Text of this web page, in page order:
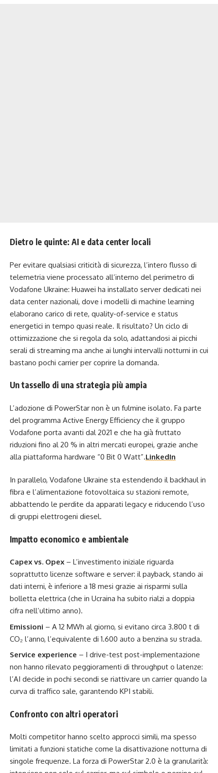
Dietro le quinte: AI e data center locali
Per evitare qualsiasi criticità di sicurezza, l’intero flusso di
telemetria viene processato all’interno del perimetro di
Vodafone Ukraine: Huawei ha installato server dedicati nei
data center nazionali, dove i modelli di machine learning
elaborano carico di rete, quality-of-service e status
energetici in tempo quasi reale. Il risultato? Un ciclo di
ottimizzazione che si regola da solo, adattandosi ai picchi
serali di streaming ma anche ai lunghi intervalli notturni in cui
bastano pochi carrier per coprire la domanda.
Un tassello di una strategia più ampia
L’adozione di PowerStar non è un fulmine isolato. Fa parte
del programma Active Energy Efficiency che il gruppo
Vodafone porta avanti dal 2021 e che ha già fruttato
riduzioni fino al 20 % in altri mercati europei, grazie anche
alla piattaforma hardware “0 Bit 0 Watt”.LinkedIn
In parallelo, Vodafone Ukraine sta estendendo il backhaul in
fibra e l’alimentazione fotovoltaica su stazioni remote,
abbattendo le perdite da apparati legacy e riducendo l’uso
di gruppi elettrogeni diesel.
Impatto economico e ambientale
Capex vs. Opex – L’investimento iniziale riguarda
soprattutto licenze software e server: il payback, stando ai
dati interni, è inferiore a 18 mesi grazie ai risparmi sulla
bolletta elettrica (che in Ucraina ha subito rialzi a doppia
cifra nell’ultimo anno).
Emissioni – A 12 MWh al giorno, si evitano circa 3.800 t di
CO₂ l’anno, l’equivalente di 1.600 auto a benzina su strada.
Service experience – I drive-test post-implementazione
non hanno rilevato peggioramenti di throughput o latenze:
l’AI decide in pochi secondi se riattivare un carrier quando la
curva di traffico sale, garantendo KPI stabili.
Confronto con altri operatori
Molti competitor hanno scelto approcci simili, ma spesso
limitati a funzioni statiche come la disattivazione notturna di
singole frequenze. La forza di PowerStar 2.0 è la granularità: